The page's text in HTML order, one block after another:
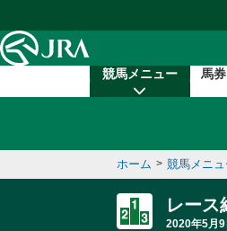
競馬メニュー 馬
ホーム > 競馬メニュ
レース
2020年5月9